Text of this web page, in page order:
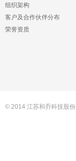
组织架构
客户及合作伙伴分布
荣誉资质
© 2014 江苏和乔科技股